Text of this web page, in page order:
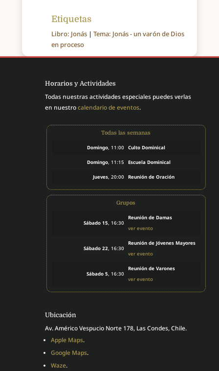
Etiquetas
Libro: Jonás| Tema: Jonás - un varón de Dios
en proceso
Horarios y Actividades
Todas nuestras actividades especiales puedes verlas
en nuestrocalendario de eventos.
Todas las semanas
Domingo, 11:00 Culto Dominical
Domingo, 11:15 Escuela Dominical
Jueves, 20:00 Reunión de Oración
Grupos
Sábado 15, 16:30
Reunión de Damas
ver evento
Sábado 22, 16:30
Reunión de Jóvenes Mayores
ver evento
Sábado 5, 16:30
Reunión de Varones
ver evento
Ubicación
Av. Américo Vespucio Norte 178, Las Condes, Chile.
Apple Maps.
Google Maps.
Waze.